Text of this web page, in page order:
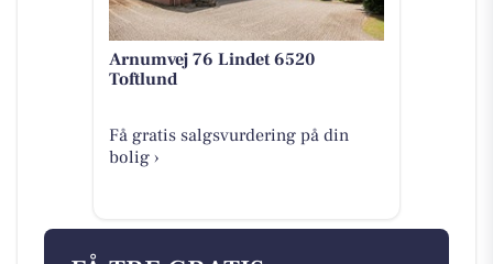
Arnumvej 76 Lindet 6520
Toftlund
Få gratis salgsvurdering på din
bolig ›